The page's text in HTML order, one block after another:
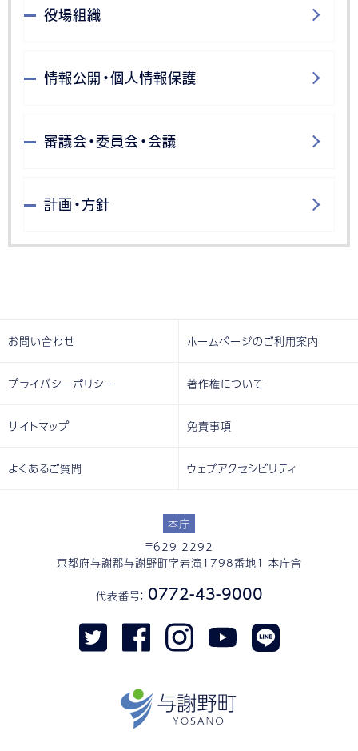
役場組織
情報公開・個人情報保護
審議会・委員会・会議
計画・方針
本庁
〒629-2292
京都府与謝郡与謝野町字岩滝1798番地1 本庁舎
代表番号： 0772-43-9000
お問い合わせ ホームページのご利用案内
プライバシーポリシー 著作権について
サイトマップ 免責事項
よくあるご質問 ウェブアクセシビリティ